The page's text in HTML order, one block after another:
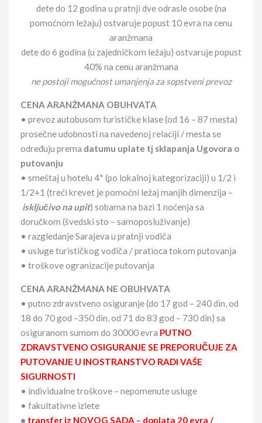
dete do 12 godina u pratnji dve odrasle osobe (na
pomoćnom ležaju) ostvaruje popust 10 evra na cenu
aranžmana
dete do 6 godina (u zajedničkom ležaju) ostvaruje popust
40% na cenu aranžmana
ne postoji mogućnost umanjenja za sopstveni prevoz
CENA ARANŽMANA OBUHVATA
• prevoz autobusom turističke klase (od 16 – 87 mesta)
prosečne udobnosti na navedenoj relaciji / mesta se
određuju prema datumu uplate tj sklapanja Ugovora o
putovanju
• smeštaj u hotelu 4* (po lokalnoj kategorizaciji) u 1/2 i
1/2+1 (treći krevet je pomoćni ležaj manjih dimenzija –
isključivo na upit) sobama na bazi 1 noćenja sa
doručkom (švedski sto – samoposluživanje)
• razgledanje Sarajeva u pratnji vodiča
• usluge turističkog vodiča / pratioca tokom putovanja
• troškove ogranizacije putovanja
CENA ARANŽMANA NE OBUHVATA
• putno zdravstveno osiguranje (do 17 god – 240 din, od
18 do 70 god –350 din, od 71 do 83 god – 730 din) sa
osiguranom sumom do 30000 evra PUTNO
ZDRAVSTVENO OSIGURANJE SE PREPORUČUJE ZA
PUTOVANJE U INOSTRANSTVO RADI VAŠE
SIGURNOSTI
• individualne troškove – nepomenute usluge
• fakultativne izlete
• transfer iz NOVOG SADA – doplata 20 evra /